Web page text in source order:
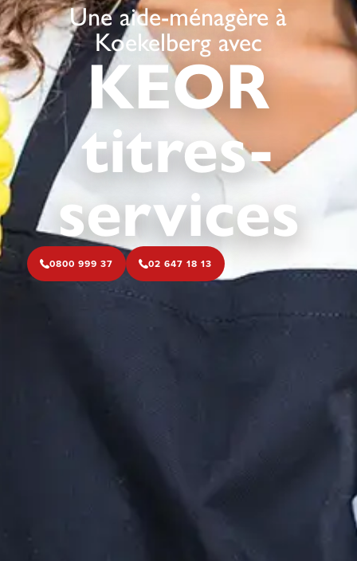
Une aide-ménagère à
Koekelberg avec
KEOR
titres-
services
0800 999 37 02 647 18 13